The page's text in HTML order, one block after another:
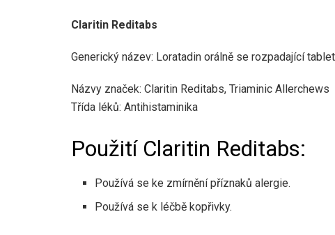
Claritin Reditabs
Generický název: Loratadin orálně se rozpadající
Názvy značek: Claritin Reditabs, Triaminic Allerchews
Třída léků: Antihistaminika
Použití Claritin Reditabs:
Používá se ke zmírnění příznaků alergie.
Používá se k léčbě kopřivky.